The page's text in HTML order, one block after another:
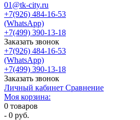
01@tk-city.ru
+7(926) 484-16-53
(WhatsApp)
+7(499) 390-13-18
Заказать звонок
+7(926) 484-16-53
(WhatsApp)
+7(499) 390-13-18
Заказать звонок
Личный кабинет Сравнение
Моя корзина:
0 товаров
- 0 руб.